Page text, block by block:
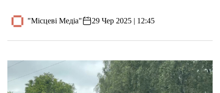
"Місцеві Медіа" 29 Чер 2025 | 12:45